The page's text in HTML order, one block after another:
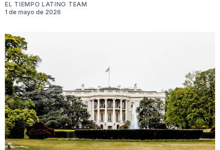
EL TIEMPO LATINO TEAM
1 de mayo de 2026